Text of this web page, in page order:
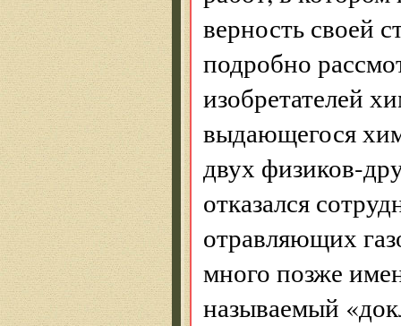
верность своей
подробно
изобретателей
выдающегося
двух физиков-
отказался
отравляющих
много позже
называемый